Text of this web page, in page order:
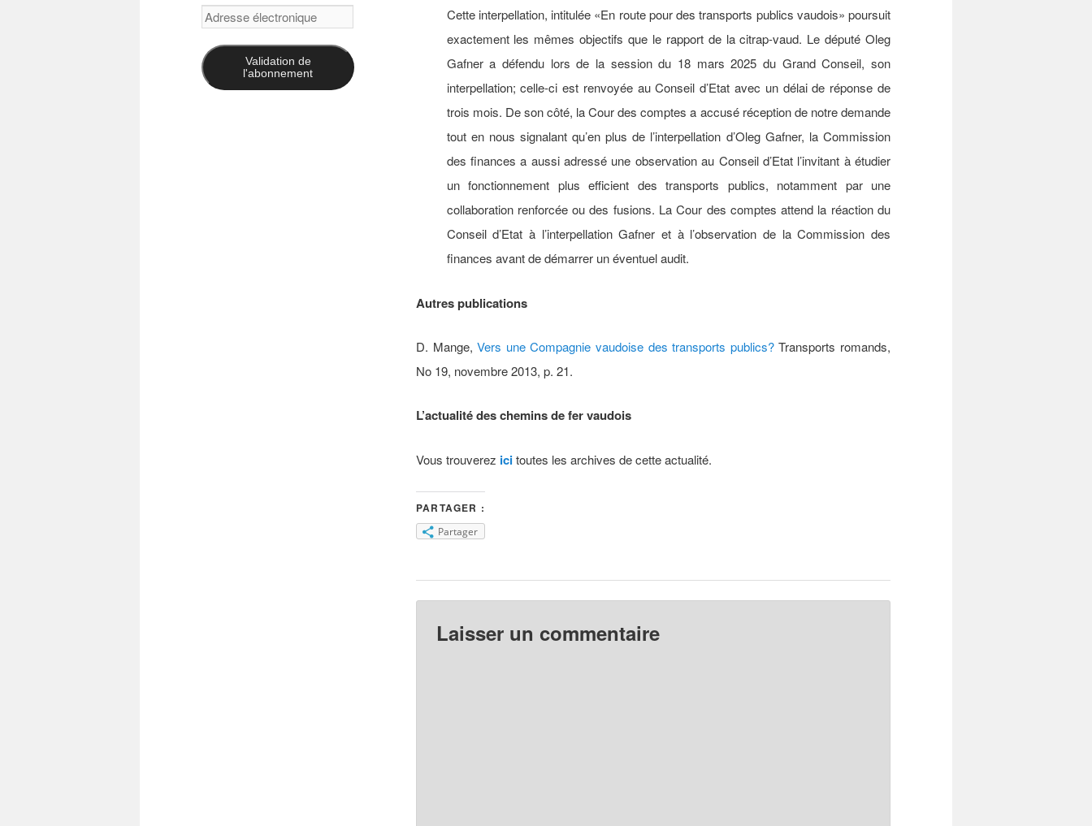
Cette interpellation, intitulée «En route pour des transports publics vaudois» poursuit
exactement les mêmes objectifs que le rapport de la citrap-vaud. Le député Oleg
Gafner a défendu lors de la session du 18 mars 2025 du Grand Conseil, son
interpellation; celle-ci est renvoyée au Conseil d’Etat avec un délai de réponse de
trois mois. De son côté, la Cour des comptes a accusé réception de notre demande
tout en nous signalant qu’en plus de l’interpellation d’Oleg Gafner, la Commission
des finances a aussi adressé une observation au Conseil d’Etat l’invitant à étudier
un fonctionnement plus efficient des transports publics, notamment par une
collaboration renforcée ou des fusions. La Cour des comptes attend la réaction du
Conseil d’Etat à l’interpellation Gafner et à l’observation de la Commission des
finances avant de démarrer un éventuel audit.
Autres publications
D. Mange,Vers une Compagnie vaudoise des transports publics?Transports romands,
No 19, novembre 2013, p. 21.
L’actualité des chemins de fer vaudois
Vous trouverez icitoutes les archives de cette actualité.
PARTAGER :
Partager
Laisser un commentaire
Adresse
électronique
Validation de
l'abonnement